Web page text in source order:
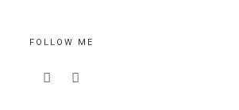
FOLLOW ME